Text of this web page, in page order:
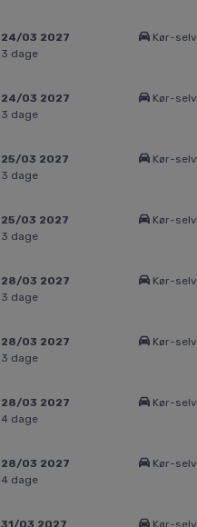
24/03 2027
3 dage
Kør-selv
24/03 2027
3 dage
Kør-selv
25/03 2027
3 dage
Kør-selv
25/03 2027
3 dage
Kør-selv
28/03 2027
3 dage
Kør-selv
28/03 2027
3 dage
Kør-selv
28/03 2027
4 dage
Kør-selv
28/03 2027
4 dage
Kør-selv
31/03 2027 Kør-selv